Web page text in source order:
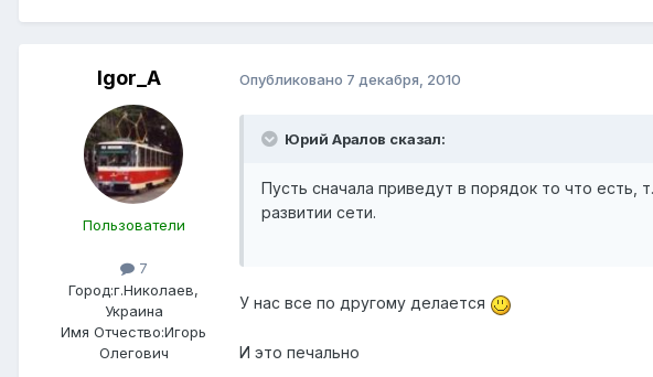
Igor_A
Пользователи
7
Город:г.Николаев,
Украина
Имя Отчество:Игорь
Олегович
Опубликовано 7 декабря, 2010
Юрий Аралов сказал:
Пусть сначала приведут в порядок то что
развитии сети.
У нас все по другому делается
И это печально